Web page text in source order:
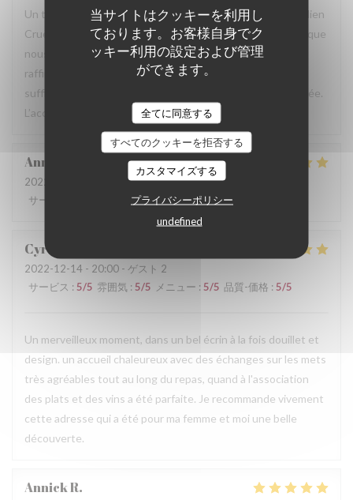
当サイトはクッキーを利用し
ております。お客様自身でク
ッキー利用の設定および管理
ができます。
全てに同意する
すべてのクッキーを拒否する
カスタマイズする
プライバシーポリシー
undefined
Un très bon moment passé hier soir au restaurant chez Julien
Cruège. Vous même et votre équipe avez retour fait pour que
nous nous sentions bien chez vous, dans votre maison
raffinée et chaleureuse. Les plats étaient à la fois
suffisamment copieux et savoureux, la présentation raffinée.
L’accueil et le service chaleureux et professionnel.
Anne
2022-12-13
- 20:00 - ゲスト 10
サービス
:4/5 メニュー: 5/5 品質-価格
Cyril
2022-12-14 - 20:00 - ゲスト 2
サービス : 5/5 雰囲気 : 5/5 メニュー : 5/5 品質-価格 : 5/5
Un merveilleux moment, dans un bel écrin à la fois douillet et
design. un accueil chaleureux avec des échanges sur les mets
très agréables tout au long du repas, quand à l'association
des plats et des vins a été parfaite. Je recommande vivement
cette adresse qui a été pour ma femme et moi une belle
découverte.
AnnickR